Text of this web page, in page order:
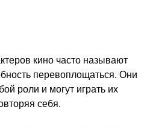
кино часто называют
перевоплощаться. Они
роли и могут играть их
себя.